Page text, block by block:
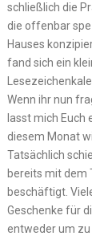
schließlich die
die offenbar
Hauses
fand sich ein
Wenn ihr nun
lasst mich Euch
diesem Monat
Tatsächlich
bereits mit dem
beschäftigt.
Geschenke für
entweder um zu